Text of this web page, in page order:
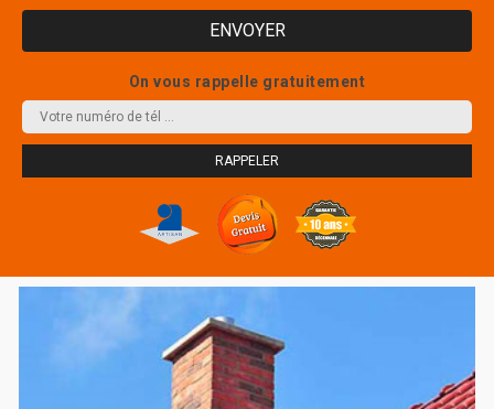
On vous rappelle gratuitement